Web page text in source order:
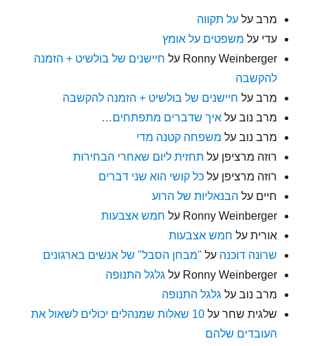
מרב עלעל תקווה
עדי על משפטים על אומץ
Ronny Weinberger על חיישנים של בולשיט + הזמנה
להקשבה
מרב על חיישנים של בולשיט + הזמנה להקשבה
מרב נוב עלאיך שדברים מתפתחים…
מרב נוב על משפחה קטנה מדי
רוזה מרציפן על תחזית ליום שאחרי הבחירות
רוזה מרציפן עלכל קושי הוא שני דברים
חיים על הבנאליות של הרוע
Ronny Weinberger על חמש אצבעות
אורית על חמש אצבעות
שרונה דוכנה על "מבחן הסבל" של אנשים בארגונים
Ronny Weinberger על גלגל התנופה
מרב נוב על גלגל התנופה
שלגית שחר על
10 שאלות שמנהלים יכולים לשאול את
העובדים שלהם